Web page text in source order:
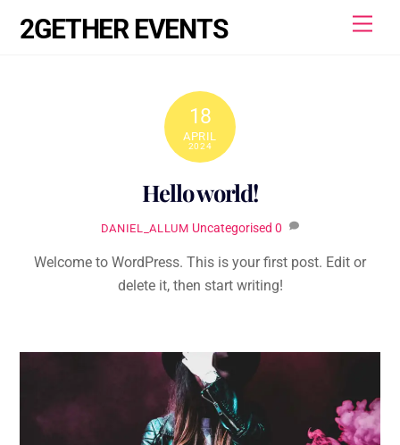
2GETHER EVENTS
18
APRIL
2024
Hello world!
DANIEL_ALLUM Uncategorised 0
Welcome to WordPress. This is your first post. Edit or
delete it, then start writing!